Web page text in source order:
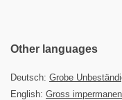
Other languages
Deutsch: Grobe
English: Gross